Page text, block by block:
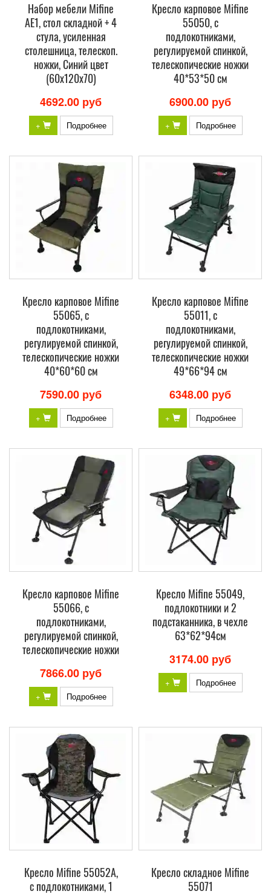
Набор мебели Mifine
AE1, стол складной + 4
стула, усиленная
столешница, телескоп.
ножки, Синий цвет
(60х120х70)
4692.00 руб
+ Подробнее
Кресло карповое Mifine
55050, с
подлокотниками,
регулируемой спинкой,
телескопические ножки
40*53*50 см
6900.00 руб
+ Подробнее
Кресло карповое Mifine
55065, с
подлокотниками,
регулируемой спинкой,
телескопические ножки
40*60*60 см
7590.00 руб
+ Подробнее
Кресло карповое Mifine
55011, с
подлокотниками,
регулируемой спинкой,
телескопические ножки
49*66*94 см
6348.00 руб
+ Подробнее
Кресло карповое Mifine
55066, с
подлокотниками,
регулируемой спинкой,
телескопические ножки
7866.00 руб
+ Подробнее
Кресло Mifine 55049,
подлокотники и 2
подстаканника, в чехле
63*62*94см
3174.00 руб
+ Подробнее
Кресло Mifine 55052A,
с подлокотниками, 1
Кресло складное Mifine
55071